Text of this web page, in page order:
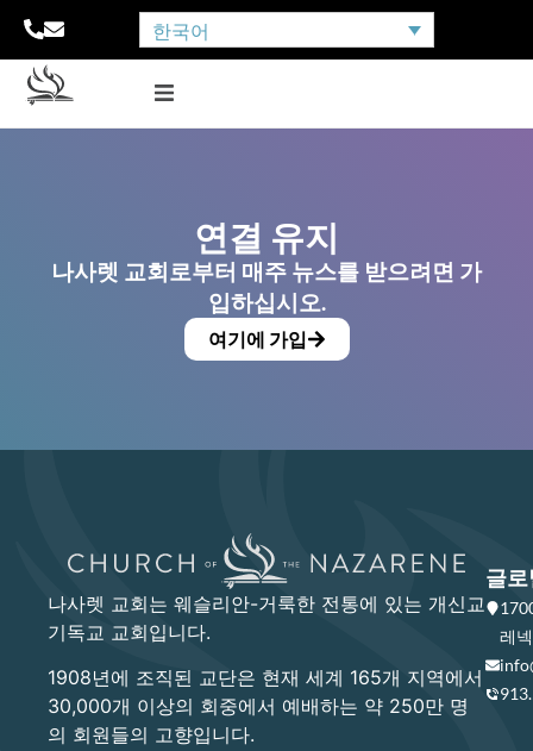
한국어
연결 유지
나사렛 교회로부터 매주 뉴스를 받으려면 가
입하십시오.
여기에 가입
나사렛 교회는 웨슬리안-거룩한 전통에 있는 개신교
기독교 교회입니다.
1908년에 조직된 교단은 현재 세계 165개 지역에서
30,000개 이상의 회중에서 예배하는 약 250만 명
의 회원들의 고향입니다.
글로
레